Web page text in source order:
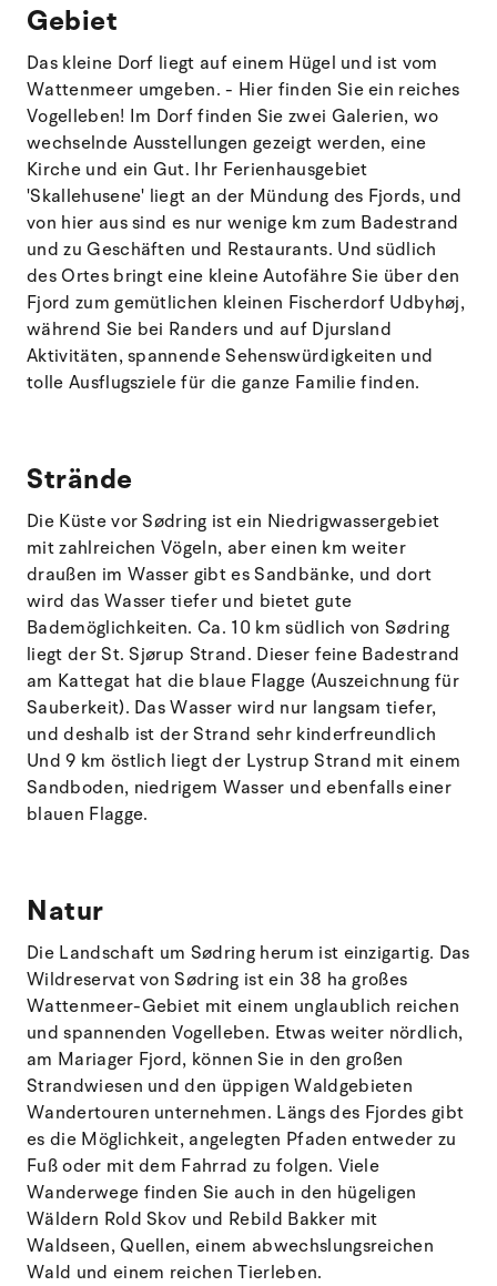
Gebiet
Das kleine Dorf liegt auf einem Hügel und ist vom
Wattenmeer umgeben. - Hier finden Sie ein reiches
Vogelleben! Im Dorf finden Sie zwei Galerien, wo
wechselnde Ausstellungen gezeigt werden, eine
Kirche und ein Gut. Ihr Ferienhausgebiet
'Skallehusene' liegt an der Mündung des Fjords, und
von hier aus sind es nur wenige km zum Badestrand
und zu Geschäften und Restaurants. Und südlich
des Ortes bringt eine kleine Autofähre Sie über den
Fjord zum gemütlichen kleinen Fischerdorf Udbyhøj,
während Sie bei Randers und auf Djursland
Aktivitäten, spannende Sehenswürdigkeiten und
tolle Ausflugsziele für die ganze Familie finden.
Strände
Die Küste vor Sødring ist ein Niedrigwassergebiet
mit zahlreichen Vögeln, aber einen km weiter
draußen im Wasser gibt es Sandbänke, und dort
wird das Wasser tiefer und bietet gute
Bademöglichkeiten. Ca. 10 km südlich von Sødring
liegt der St. Sjørup Strand. Dieser feine Badestrand
am Kattegat hat die blaue Flagge (Auszeichnung für
Sauberkeit). Das Wasser wird nur langsam tiefer,
und deshalb ist der Strand sehr kinderfreundlich
Und 9 km östlich liegt der Lystrup Strand mit einem
Sandboden, niedrigem Wasser und ebenfalls einer
blauen Flagge.
Natur
Die Landschaft um Sødring herum ist einzigartig. Das
Wildreservat von Sødring ist ein 38 ha großes
Wattenmeer-Gebiet mit einem unglaublich reichen
und spannenden Vogelleben. Etwas weiter nördlich,
am Mariager Fjord, können Sie in den großen
Strandwiesen und den üppigen Waldgebieten
Wandertouren unternehmen. Längs des Fjordes gibt
es die Möglichkeit, angelegten Pfaden entweder zu
Fuß oder mit dem Fahrrad zu folgen. Viele
Wanderwege finden Sie auch in den hügeligen
Wäldern Rold Skov und Rebild Bakker mit
Waldseen, Quellen, einem abwechslungsreichen
Wald und einem reichen Tierleben.